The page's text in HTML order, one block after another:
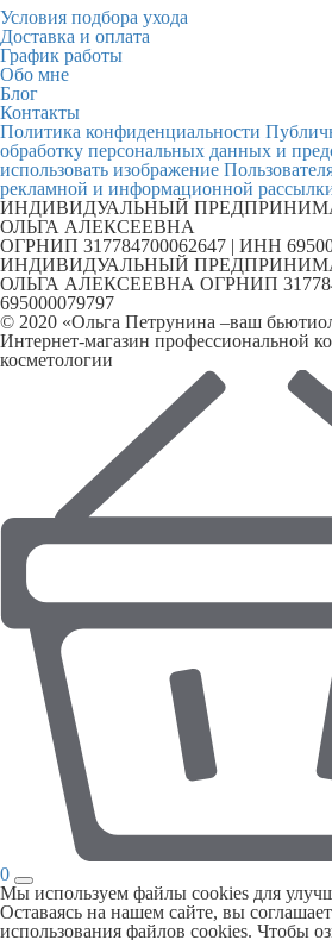
Условия подбора ухода
Доставка и оплата
График работы
Обо мне
Блог
Контакты
Политика конфиденциальности
обработку персональных данных и
использовать изображение
рекламной и информационной
ИНДИВИДУАЛЬНЫЙ
ОЛЬГА АЛЕКСЕЕВНА
ОГРНИП 317784700062647 | ИНН
ИНДИВИДУАЛЬНЫЙ
ОЛЬГА АЛЕКСЕЕВНА ОГРНИП
695000079797
© 2020 «Ольга Петрунина –ваш
Интернет-магазин профессиональной
косметологии
0
Мы используем файлы cookies для
Оставаясь на нашем сайте, вы
использования файлов cookies. Чтобы